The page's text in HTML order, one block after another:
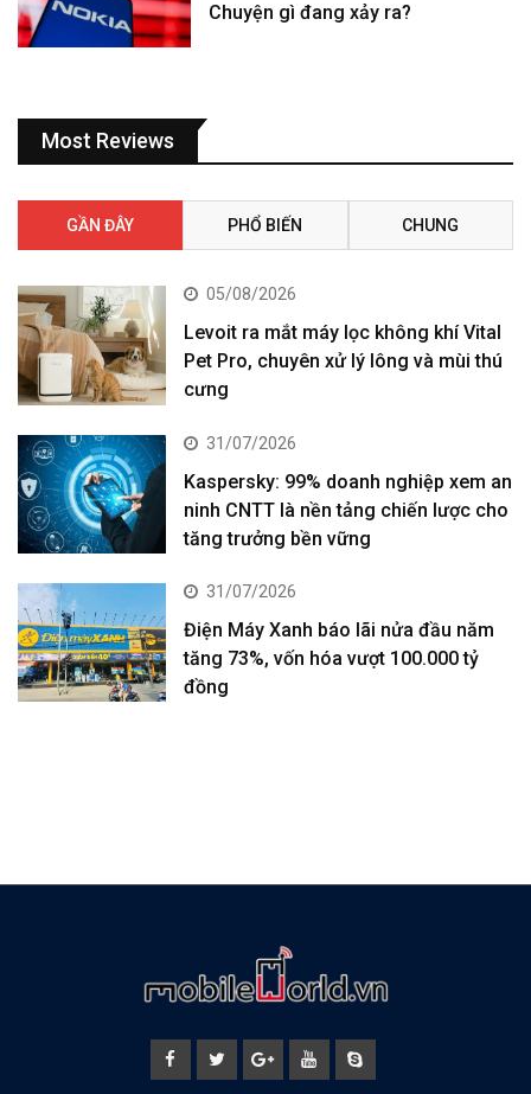
Chuyện gì đang xảy ra?
Most Reviews
GẦN ĐÂY PHỔ BIẾN CHUNG
05/08/2026
Levoit ra mắt máy lọc không khí Vital
Pet Pro, chuyên xử lý lông và mùi thú
cưng
31/07/2026
Kaspersky: 99% doanh nghiệp xem an
ninh CNTT là nền tảng chiến lược cho
tăng trưởng bền vững
31/07/2026
Điện Máy Xanh báo lãi nửa đầu năm
tăng 73%, vốn hóa vượt 100.000 tỷ
đồng